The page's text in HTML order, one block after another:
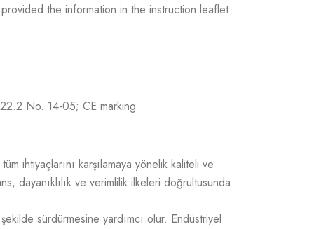
the information in the instruction leaflet
No. 14-05; CE marking
ihtiyaçlarını karşılamaya yönelik kaliteli ve
dayanıklılık ve verimlilik ilkeleri doğrultusunda
sürdürmesine yardımcı olur. Endüstriyel